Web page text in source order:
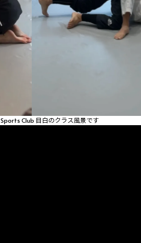
Club 目白のクラス風景です